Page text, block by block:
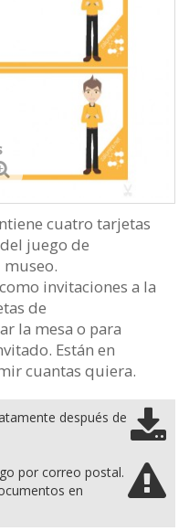
cuatro tarjetas
juego de
invitaciones a la
de
la mesa o para
Están en
cuantas quiera.
después de
por correo postal.
en